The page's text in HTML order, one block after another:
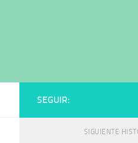
SEGUIR:
SIGUIENTE